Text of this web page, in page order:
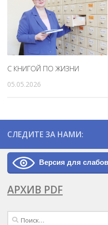
С КНИГОЙ ПО ЖИЗНИ
05.05.2026
СЛЕДИТЕ ЗА НАМИ:
Версия для
АРХИВ PDF
Найти: